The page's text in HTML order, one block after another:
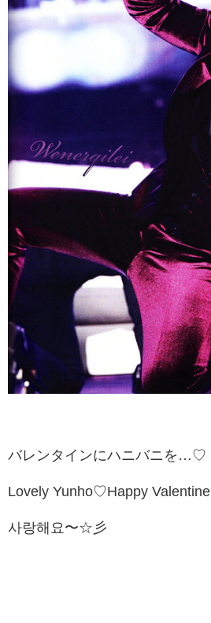
バレンタインにハニバニを…♡
Lovely Yunho♡Happy Valentine
사랑해요 〜☆彡